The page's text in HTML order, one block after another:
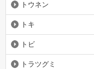
トウネン
トキ
トビ
トラツグミ